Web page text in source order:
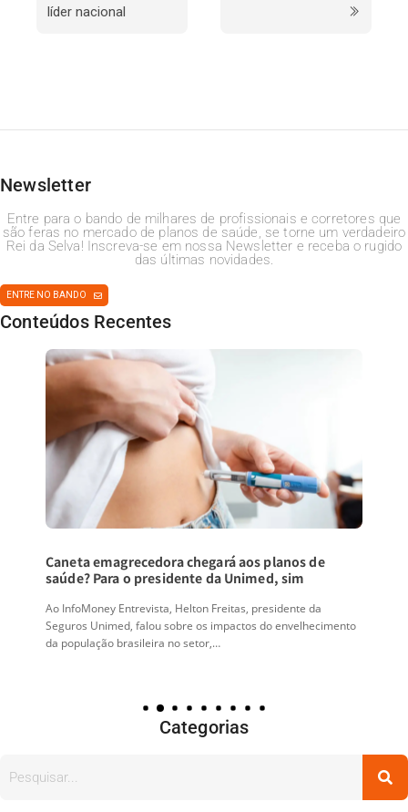
líder nacional
Newsletter
Entre para o bando de milhares de profissionais e corretores que
são feras no mercado de planos de saúde, se torne um verdadeiro
Rei da Selva! Inscreva-se em nossa Newsletter e receba o rugido
das últimas novidades.
ENTRE NO BANDO
Conteúdos Recentes
Caneta emagrecedora chegará aos planos de
saúde? Para o presidente da Unimed, sim
Ao InfoMoney Entrevista, Helton Freitas, presidente da
Seguros Unimed, falou sobre os impactos do envelhecimento
da população brasileira no setor,…
Categorias